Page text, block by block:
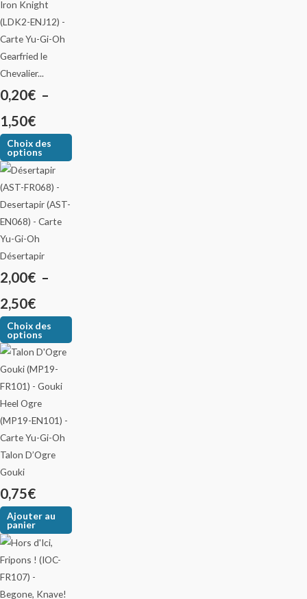
Gearfried le
Chevalier...
0,20€ –
1,50€
Choix des
options
Désertapir
2,00€ –
2,50€
Choix des
options
Talon D’Ogre
Gouki
0,75€
Ajouter au
panier